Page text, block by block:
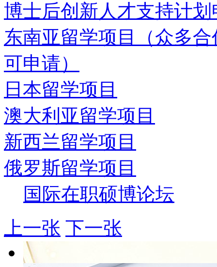
博士后创新人才支持计
东南亚留学项目（众多
可申请）
日本留学项目
澳大利亚留学项目
新西兰留学项目
俄罗斯留学项目
国际在职硕博论坛
上一张 下一张